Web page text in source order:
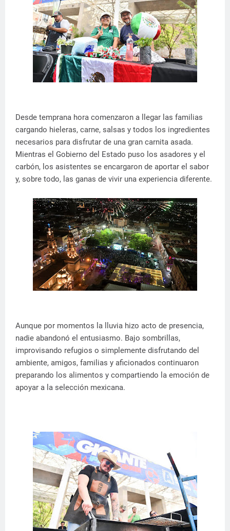
Desde temprana hora comenzaron a llegar las familias
cargando hieleras, carne, salsas y todos los ingredientes
necesarios para disfrutar de una gran carnita asada.
Mientras el Gobierno del Estado puso los asadores y el
carbón, los asistentes se encargaron de aportar el sabor
y, sobre todo, las ganas de vivir una experiencia diferente.
Aunque por momentos la lluvia hizo acto de presencia,
nadie abandonó el entusiasmo. Bajo sombrillas,
improvisando refugios o simplemente disfrutando del
ambiente, amigos, familias y aficionados continuaron
preparando los alimentos y compartiendo la emoción de
apoyar a la selección mexicana.